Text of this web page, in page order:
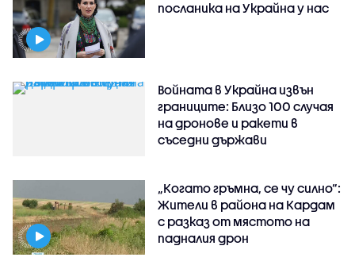
посланика на Украйна у нас
Войната в Украйна извън
границите: Близо 100 случая
на дронове и ракети в
съседни държави
„Когато гръмна, се чу силно“:
Жители в района на Кардам
с разказ от мястото на
падналия дрон